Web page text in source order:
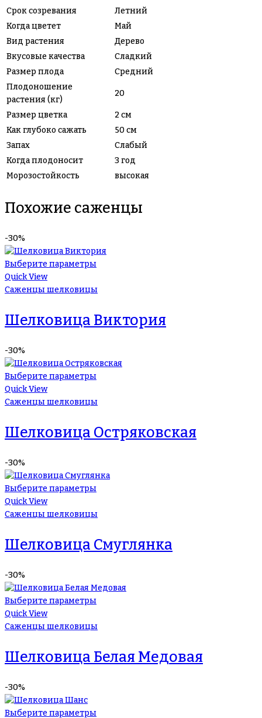
Срок созревания
Летний
Когда цветет
Май
Вид растения
Дерево
Вкусовые качества
Сладкий
Размер плода
Средний
Плодоношение
растения (кг)
20
Размер цветка
2 см
Как глубоко сажать
50 см
Запах
Слабый
Когда плодоносит
3 год
Морозостойкость
высокая
Похожие саженцы
-30%
Выберите параметры
Quick View
Саженцы шелковицы
Шелковица Виктория
-30%
Выберите параметры
Quick View
Саженцы шелковицы
Шелковица Остряковская
-30%
Выберите параметры
Quick View
Саженцы шелковицы
Шелковица Смуглянка
-30%
Выберите параметры
Quick View
Саженцы шелковицы
Шелковица Белая Медовая
-30%
Выберите параметры